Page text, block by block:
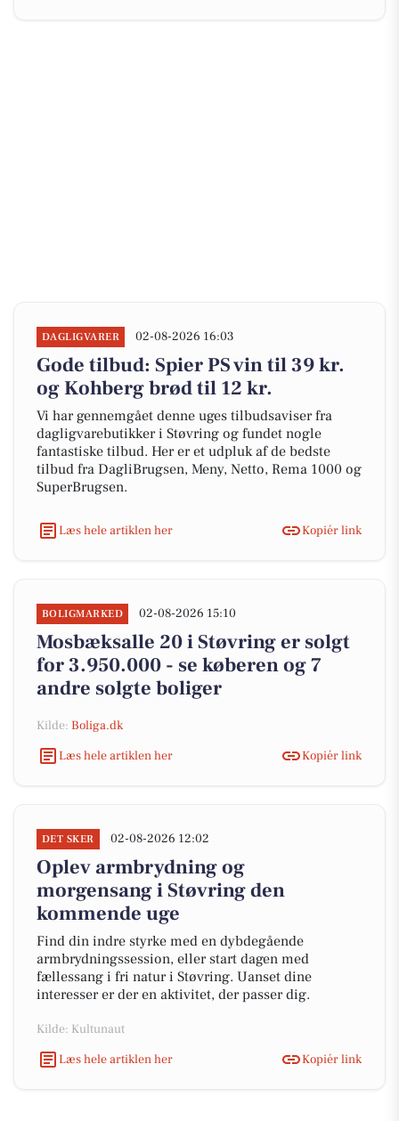
DAGLIGVARER 02-08-2026 16:03
Gode tilbud: Spier PS vin til 39 kr.
og Kohberg brød til 12 kr.
Vi har gennemgået denne uges tilbudsaviser fra
dagligvarebutikker i Støvring og fundet nogle
fantastiske tilbud. Her er et udpluk af de bedste
tilbud fra DagliBrugsen, Meny, Netto, Rema 1000 og
SuperBrugsen.
Læs hele artiklen her Kopiér link
BOLIGMARKED 02-08-2026 15:10
Mosbæksalle 20 i Støvring er solgt
for 3.950.000 - se køberen og 7
andre solgte boliger
Kilde: Boliga.dk
Læs hele artiklen her
Kopiér link
DET SKER 02-08-2026 12:02
Oplev armbrydning og
morgensang i Støvring den
kommende uge
Find din indre styrke med en dybdegående
armbrydningssession, eller start dagen med
fællessang i fri natur i Støvring. Uanset dine
interesser er der en aktivitet, der passer dig.
Kilde: Kultunaut
Læs hele artiklen her
Kopiér link